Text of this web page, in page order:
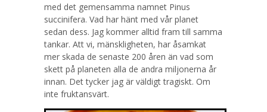
med det gemensamma namnet Pinus
succinifera. Vad har hänt med vår planet
sedan dess. Jag kommer alltid fram till samma
tankar. Att vi, mänskligheten, har åsamkat
mer skada de senaste 200 åren än vad som
skett på planeten alla de andra miljonerna år
innan. Det tycker jag är väldigt tragiskt. Om
inte fruktansvärt.